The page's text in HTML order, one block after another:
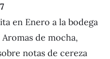
en Enero a la bodega
de mocha,
notas de cereza